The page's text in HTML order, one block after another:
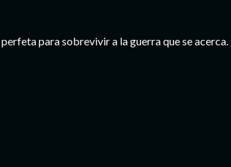
para sobrevivir a la guerra que se acerca.